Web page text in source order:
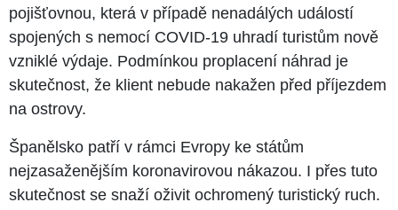
pojišťovnou, která v případě nenadálých událostí
spojených s nemocí COVID-19 uhradí turistům nově
vzniklé výdaje. Podmínkou proplacení náhrad je
skutečnost, že klient nebude nakažen před příjezdem
na ostrovy.
Španělsko patří v rámci Evropy ke státům
nejzasaženějším koronavirovou nákazou. I přes tuto
skutečnost se snaží oživit ochromený turistický ruch.